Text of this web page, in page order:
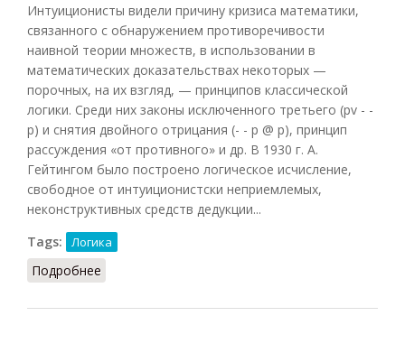
Интуиционисты видели причину кризиса математики,
связанного с обнаружением противоречивости
наивной теории множеств, в использовании в
математических доказательствах некоторых —
порочных, на их взгляд, — принципов классической
логики. Среди них законы исключенного третьего (pv - -
p) и снятия двойного отрицания (- - p @ р), принцип
рассуждения «от противного» и др. В 1930 г. А.
Гейтингом было построено логическое исчисление,
свободное от интуиционистски неприемлемых,
неконструктивных средств дедукции...
Tags:
Логика
Подробнее